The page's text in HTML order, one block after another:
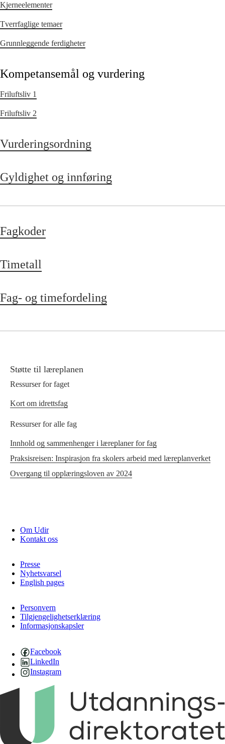
Kjerneelementer
Tverrfaglige temaer
Grunnleggende ferdigheter
Kompetansemål og vurdering
Friluftsliv 1
Friluftsliv 2
Vurderingsordning
Gyldighet og innføring
Fagkoder
Timetall
Fag- og timefordeling
Støtte til læreplanen
Ressurser for faget
Kort om idrettsfag
Ressurser for alle fag
Innhold og sammenhenger i læreplaner for fag
Praksisreisen: Inspirasjon fra skolers arbeid med læreplanverket
Overgang til opplæringsloven av 2024
Om Udir
Kontakt oss
Presse
Nyhetsvarsel
English pages
Personvern
Tilgjengelighetserklæring
Informasjonskapsler
Facebook
LinkedIn
Instagram